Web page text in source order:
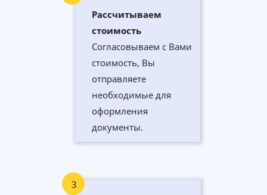
Рассчитываем
стоимость
Согласовываем с Вами
стоимость, Вы
отправляете
необходимые для
оформления
документы.
3